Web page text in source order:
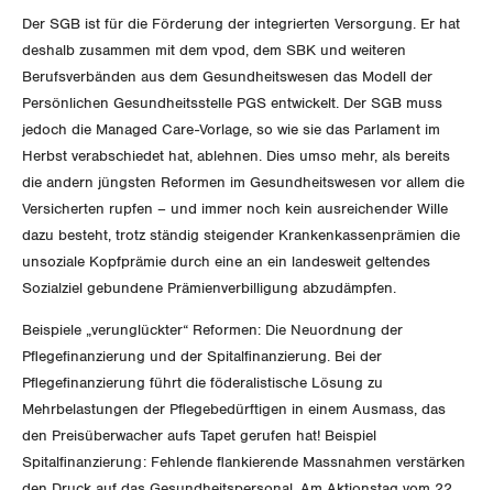
Unfallversicherung
Gesundheit
CORONA-VIRUS
Verkehr
Post
Energie und Umwelt
Gleichstellung von Frauen und Männern
Gleichstellung von LGBTI
Der SGB ist für die Förderung der integrierten Versorgung. Er hat
deshalb zusammen mit dem vpod, dem SBK und weiteren
Berufsverbänden aus dem Gesundheitswesen das Modell der
Persönlichen Gesundheitsstelle PGS entwickelt. Der SGB muss
jedoch die Managed Care-Vorlage, so wie sie das Parlament im
Herbst verabschiedet hat, ablehnen. Dies umso mehr, als bereits
die andern jüngsten Reformen im Gesundheitswesen vor allem die
Versicherten rupfen – und immer noch kein ausreichender Wille
dazu besteht, trotz ständig steigender Krankenkassenprämien die
unsoziale Kopfprämie durch eine an ein landesweit geltendes
Sozialziel gebundene Prämienverbilligung abzudämpfen.
Beispiele „verunglückter“ Reformen: Die Neuordnung der
Pflegefinanzierung und der Spitalfinanzierung. Bei der
Pflegefinanzierung führt die föderalistische Lösung zu
Mehrbelastungen der Pflegebedürftigen in einem Ausmass, das
den Preisüberwacher aufs Tapet gerufen hat! Beispiel
Spitalfinanzierung: Fehlende flankierende Massnahmen verstärken